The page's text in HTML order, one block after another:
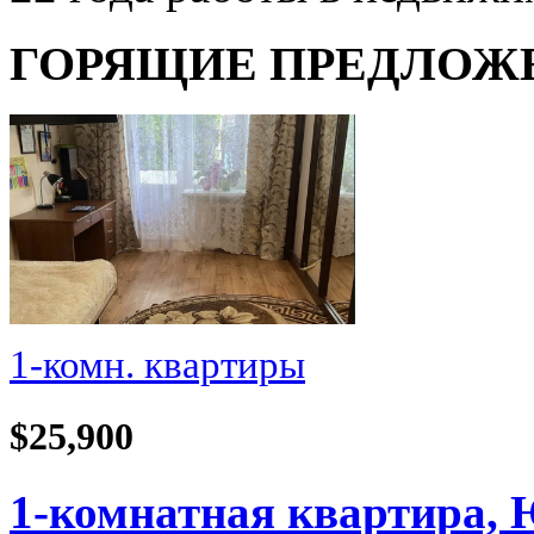
ГОРЯЩИЕ
1-комн. квартиры
$25,900
1-комнатная